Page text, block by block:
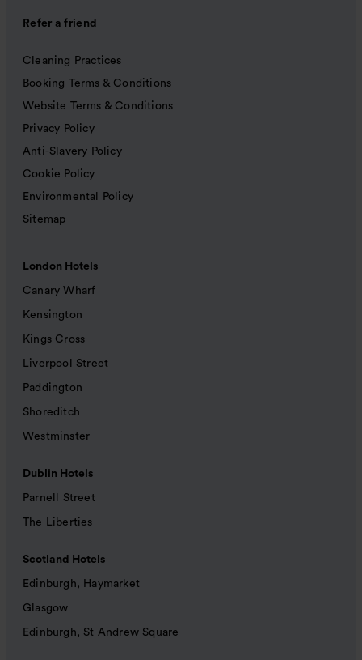
Refer a friend
Cleaning Practices
Booking Terms & Conditions
Website Terms & Conditions
Privacy Policy
Anti-Slavery Policy
Cookie Policy
Environmental Policy
Sitemap
London Hotels
Canary Wharf
Kensington
Kings Cross
Liverpool Street
Paddington
Shoreditch
Westminster
Dublin Hotels
Parnell Street
The Liberties
Scotland Hotels
Edinburgh, Haymarket
Glasgow
Edinburgh, St Andrew Square